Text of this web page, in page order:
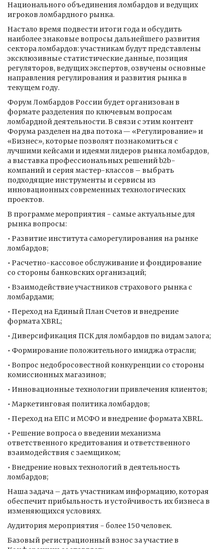
Национального объединения ломбардов и ведущих
игроков ломбардного рынка.
Настало время подвести итоги года и обсудить
наиболее знаковые вопросы дальнейшего развития
сектора ломбардов: участникам будут представлены
эксклюзивные статистические данные, позиция
регуляторов, ведущих экспертов, озвучены основные
направления регулирования и развития рынка в
текущем году.
Форум Ломбардов России будет организован в
формате разделения по ключевым вопросам
ломбардной деятельности. В связи с этим контент
Форума разделен на два потока — «Регулирование» и
«Бизнес», которые позволят познакомиться с
лучшими кейсами и идеями лидеров рынка ломбардов,
а выставка профессиональных решений b2b-
компаний и серия мастер-классов – выбрать
подходящие инструменты и сервисы из
инновационных современных технологических
проектов.
В программе мероприятия - самые актуальные для
рынка вопросы:
• Развитие института саморегулирования на рынке
ломбардов;
• Расчетно-кассовое обслуживание и фондирование
со стороны банковских организаций;
• Взаимодействие участников страхового рынка с
ломбардами;
• Переход на Единый План Счетов и внедрение
формата XBRL;
• Диверсификация ПСК для ломбардов по видам залога;
• Формирование положительного имиджа отрасли;
• Вопрос недобросовестной конкуренции со стороны
комиссионных магазинов;
• Инновационные технологии привлечения клиентов;
• Маркетинговая политика ломбардов;
• Переход на ЕПС и МСФО и внедрение формата XBRL.
• Решение вопроса о введении механизма
ответственного кредитования и ответственного
взаимодействия с заемщиком;
• Внедрение новых технологий в деятельность
ломбардов;
Наша задача – дать участникам информацию, которая
обеспечит прибыльность и устойчивость их бизнеса в
изменяющихся условиях.
Аудитория мероприятия - более 150 человек.
Базовый регистрационный взнос за участие в